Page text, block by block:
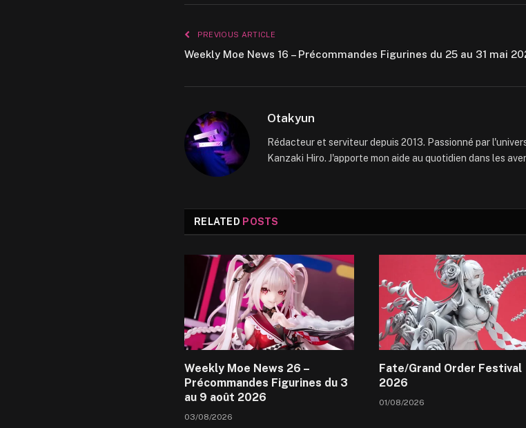
PREVIOUS ARTICLE
Weekly Moe News 16 – Précommandes Figurines du 25 au 31 mai
Otakyun
Rédacteur et serviteur depuis 2013. Passionné par
Kanzaki Hiro. J'apporte mon aide au quotidien dans les
RELATED POSTS
Weekly Moe News 26 –
Précommandes Figurines du 3
au 9 août 2026
03/08/2026
Fate/Grand Order Festival
2026
01/08/2026